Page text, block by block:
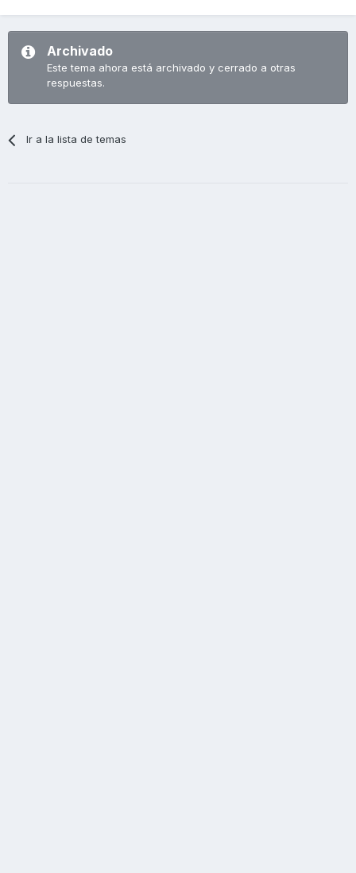
Archivado
Este tema ahora está archivado y cerrado a otras
respuestas.
Ir a la lista de temas